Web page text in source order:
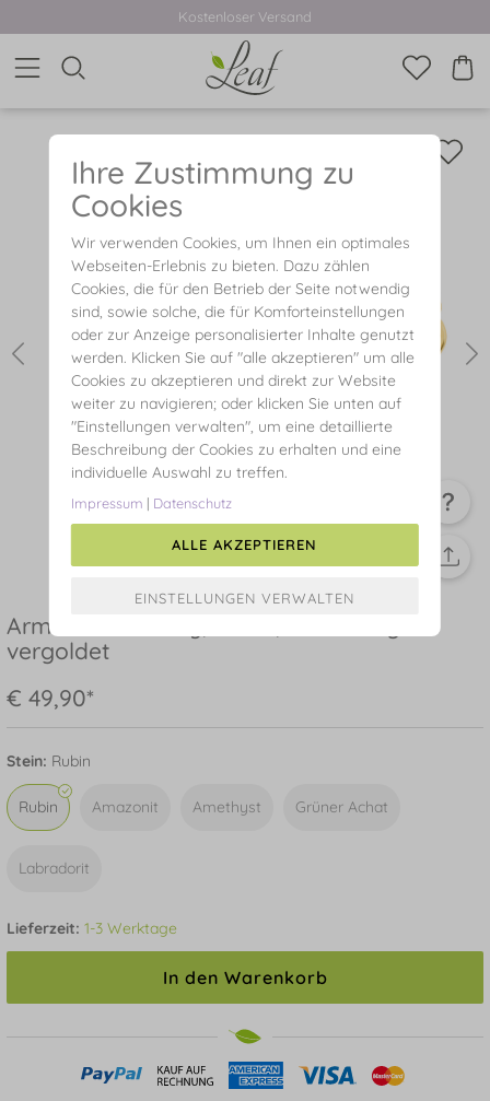
Kostenloser Versand
Armkette Serenity, Rubin, 18 K Gelbgold
vergoldet
€ 49,90*
Stein: Rubin
Rubin Amazonit Amethyst Grüner Achat
Labradorit
Lieferzeit: 1-3 Werktage
In den Warenkorb
Ihre Zustimmung zu
Cookies
Wir verwenden Cookies, um Ihnen ein optimales
Webseiten-Erlebnis zu bieten. Dazu zählen
Cookies, die für den Betrieb der Seite notwendig
sind, sowie solche, die für Komforteinstellungen
oder zur Anzeige personalisierter Inhalte genutzt
werden. Klicken Sie auf "alle akzeptieren" um alle
Cookies zu akzeptieren und direkt zur Website
weiter zu navigieren; oder klicken Sie unten auf
"Einstellungen verwalten", um eine detaillierte
Beschreibung der Cookies zu erhalten und eine
individuelle Auswahl zu treffen.
Impressum | Datenschutz
ALLE AKZEPTIEREN